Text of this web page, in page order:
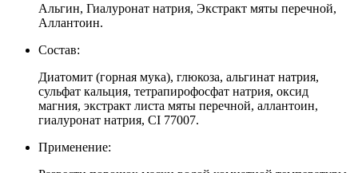
Альгин, Гиалуронат натрия, Экстракт мяты перечной,
Аллантоин.
Состав:
Диатомит (горная мука), глюкоза, альгинат натрия,
сульфат кальция, тетрапирофосфат натрия, оксид
магния, экстракт листа мяты перечной, аллантоин,
гиалуронат натрия, CI 77007.
Применение: